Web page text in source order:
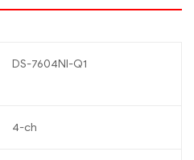
DS-7604NI-Q1
4-ch